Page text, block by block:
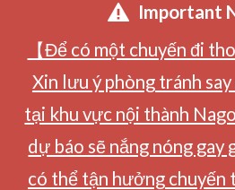
Important
【Để có một chuyến đi
Xin lưu ý phòng tránh
tại khu vực nội thành
dự báo sẽ nắng nóng gay
có thể tận hưởng chuyến